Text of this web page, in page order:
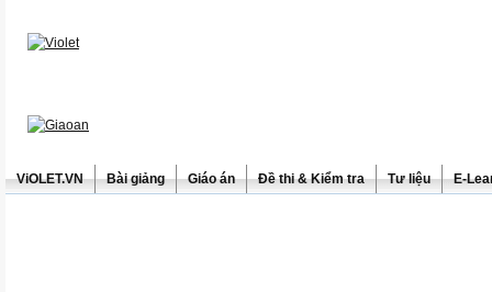
ViOLET.VN Bài giảng Giáo án Đề thi & Kiểm tra Tư liệu E-